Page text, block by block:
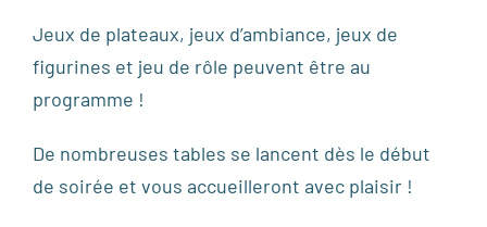
Jeux de plateaux, jeux d’ambiance, jeux de
figurines et jeu de rôle peuvent être au
programme !
De nombreuses tables se lancent dès le début
de soirée et vous accueilleront avec plaisir !